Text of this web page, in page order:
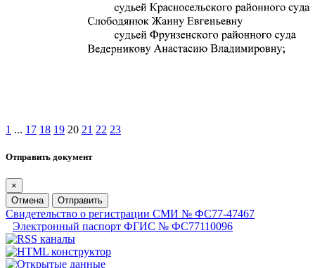
1 ... 17 18 19 20 21 22 23
Отправить документ
×
Отмена
Отправить
Свидетельство о регистрации СМИ № ФС77-47467
Электронный паспорт ФГИС № ФС77110096